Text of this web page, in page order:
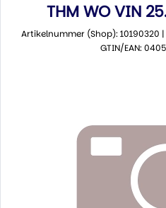
THM WO VIN
Artikelnummer (Shop): 10190320
GTIN/EAN: